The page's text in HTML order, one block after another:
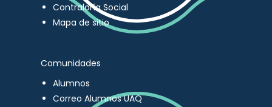
Contraloría Social
Mapa de sitio
Comunidades
Alumnos
Correo Alumnos UAQ